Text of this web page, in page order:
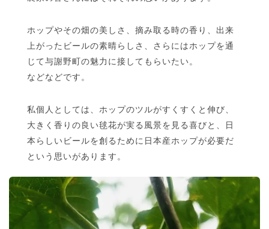
ホップやその畑の美しさ、摘み取る時の香り、出来
上がったビールの素晴らしさ、さらにはホップを通
じて与謝野町の魅力に接してもらいたい。
などなどです。
私個人としては、ホップのツルがすくすくと伸び、
大きく香りの良い毬花が実る風景を見る喜びと、日
本らしいビールを創るために日本産ホップが必要だ
という思いがあります。